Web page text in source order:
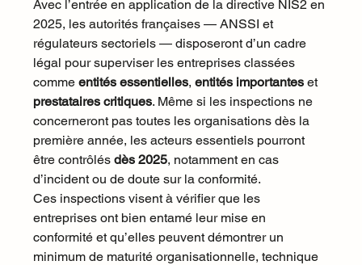
Avec l’entrée en application de la directive NIS2 en
2025, les autorités françaises — ANSSI et
régulateurs sectoriels — disposeront d’un cadre
légal pour superviser les entreprises classées
comme entités essentielles, entités importantes et
prestataires critiques. Même si les inspections ne
concerneront pas toutes les organisations dès la
première année, les acteurs essentiels pourront
être contrôlés dès 2025, notamment en cas
d’incident ou de doute sur la conformité.
Ces inspections visent à vérifier que les
entreprises ont bien entamé leur mise en
conformité et qu’elles peuvent démontrer un
minimum de maturité organisationnelle, technique